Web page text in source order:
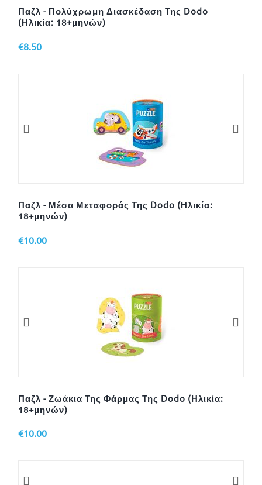
Παζλ - Πολύχρωμη Διασκέδαση Της Dodo
(Ηλικία: 18+μηνών)
€8.50
Παζλ - Μέσα Μεταφοράς Της Dodo (Ηλικία:
18+μηνών)
€10.00
Παζλ - Ζωάκια Της Φάρμας Της Dodo (Ηλικία:
18+μηνών)
€10.00